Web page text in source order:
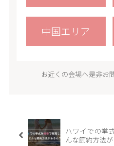
中国エリア
お近くの会場へ是非お
ハワイでの挙
んな節約方法が